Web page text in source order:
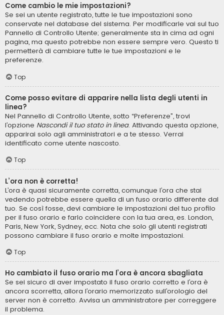
Come cambio le mie impostazioni?
Se sei un utente registrato, tutte le tue impostazioni sono
conservate nel database del sistema. Per modificarle vai sul tuo
Pannello di Controllo Utente; generalmente sta in cima ad ogni
pagina, ma questo potrebbe non essere sempre vero. Questo ti
permetterà di cambiare tutte le tue impostazioni e le
preferenze.
Top
Come posso evitare di apparire nella lista degli utenti in
linea?
Nel Pannello di Controllo Utente, sotto “Preferenze”, trovi
l’opzione Nascondi il tuo stato in linea. Attivando questa opzione,
apparirai solo agli amministratori e a te stesso. Verrai
identificato come utente nascosto.
Top
L’ora non è corretta!
L’ora è quasi sicuramente corretta, comunque l’ora che stai
vedendo potrebbe essere quella di un fuso orario differente dal
tuo. Se così fosse, devi cambiare le impostazioni del tuo profilo
per il fuso orario e farlo coincidere con la tua area, es. London,
Paris, New York, Sydney, ecc. Nota che solo gli utenti registrati
possono cambiare il fuso orario e molte impostazioni.
Top
Ho cambiato il fuso orario ma l’ora è ancora sbagliata
Se sei sicuro di aver impostato il fuso orario corretto e l’ora è
ancora scorretta, allora l’orario memorizzato sull’orologio del
server non è corretto. Avvisa un amministratore per correggere
il problema.